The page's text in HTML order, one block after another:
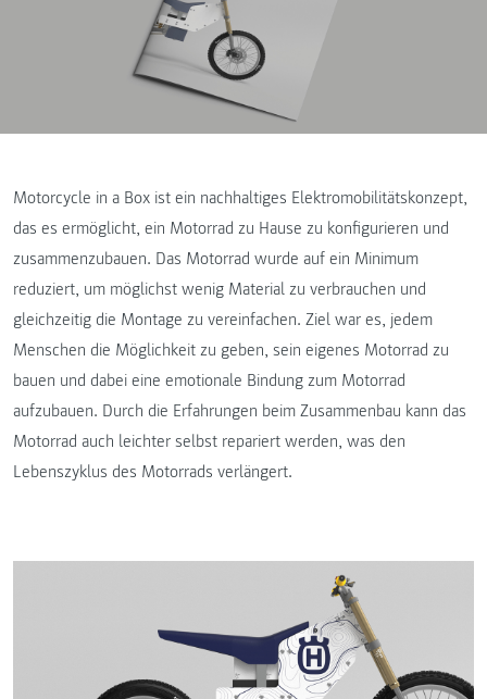
Motorcycle in a Box ist ein nachhaltiges Elektromobilitätskonzept,
das es ermöglicht, ein Motorrad zu Hause zu konfigurieren und
zusammenzubauen. Das Motorrad wurde auf ein Minimum
reduziert, um möglichst wenig Material zu verbrauchen und
gleichzeitig die Montage zu vereinfachen. Ziel war es, jedem
Menschen die Möglichkeit zu geben, sein eigenes Motorrad zu
bauen und dabei eine emotionale Bindung zum Motorrad
aufzubauen. Durch die Erfahrungen beim Zusammenbau kann das
Motorrad auch leichter selbst repariert werden, was den
Lebenszyklus des Motorrads verlängert.